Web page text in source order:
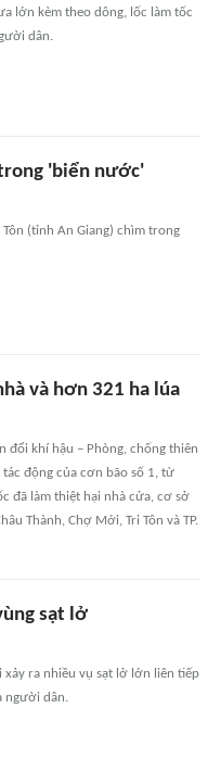
lớn kèm theo dông, lốc làm tốc
dân.
'biển nước'
(tỉnh An Giang) chìm trong
và hơn 321 ha lúa
đổi khí hậu – Phòng, chống thiên
động của cơn bão số 1, từ
đã làm thiệt hại nhà cửa, cơ sở
Thành, Chợ Mới, Tri Tôn và TP.
sạt lở
xảy ra nhiều vụ sạt lở lớn liên tiếp
người dân.